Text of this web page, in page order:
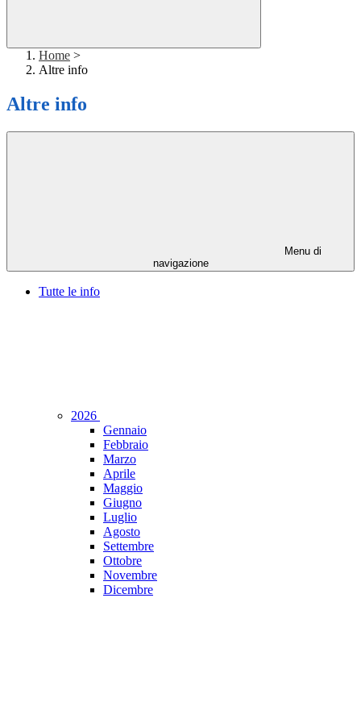
Home >
Altre info
Altre info
Menu di
navigazione
Tutte le info
2026
Gennaio
Febbraio
Marzo
Aprile
Maggio
Giugno
Luglio
Agosto
Settembre
Ottobre
Novembre
Dicembre